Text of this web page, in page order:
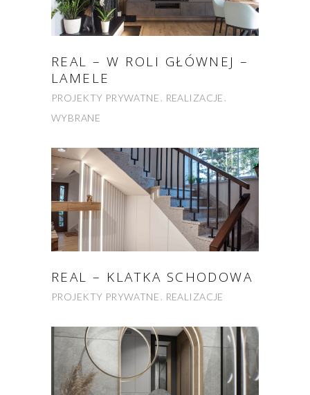
REAL – W ROLI GŁÓWNEJ –
LAMELE
PROJEKTY PRYWATNE
REALIZACJE
WYBRANE
REAL – KLATKA SCHODOWA
PROJEKTY PRYWATNE REALIZACJE